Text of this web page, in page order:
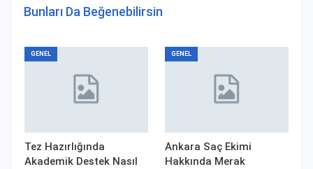
Bunları Da Beğenebilirsin
GENEL
Tez Hazırlığında
Akademik Destek Nasıl
GENEL
Ankara Saç Ekimi
Hakkında Merak